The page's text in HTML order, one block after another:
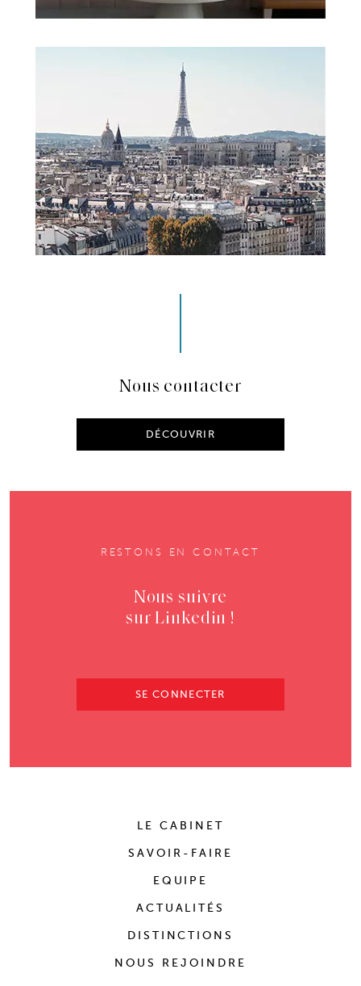
Nous contacter
DÉCOUVRIR
RESTONS EN CONTACT
Nous suivre
sur Linkedin !
SE CONNECTER
LE CABINET
SAVOIR-FAIRE
EQUIPE
ACTUALITÉS
DISTINCTIONS
NOUS REJOINDRE